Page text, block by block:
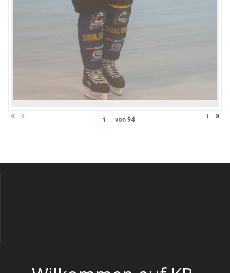
« ‹ von 94 › »